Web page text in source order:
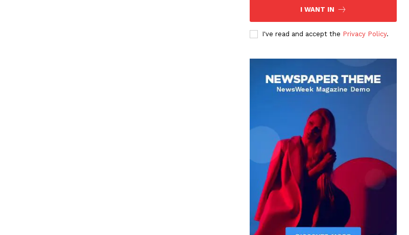
I WANT IN
I've read and accept the Privacy Policy.